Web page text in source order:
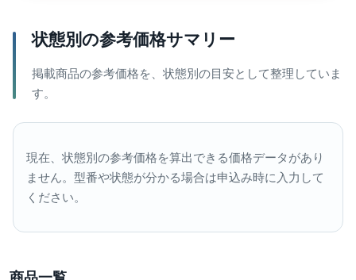
状態別の参考価格サマリー
掲載商品の参考価格を、状態別の目安として整理していま
す。
現在、状態別の参考価格を算出できる価格データがあり
ません。型番や状態が分かる場合は申込み時に入力して
ください。